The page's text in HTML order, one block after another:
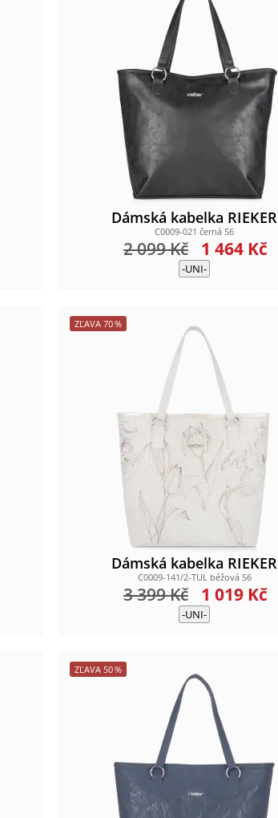
Dámská kabelka RIEKER
C0009-021 černá S6
1 464 Kč
2 099Kč
-UNI-
ZĽAVA 70%
Dámská kabelka RIEKER
C0009-141/2-TUL béžová S6
1 019 Kč
3 399Kč
-UNI-
ZĽAVA 50%